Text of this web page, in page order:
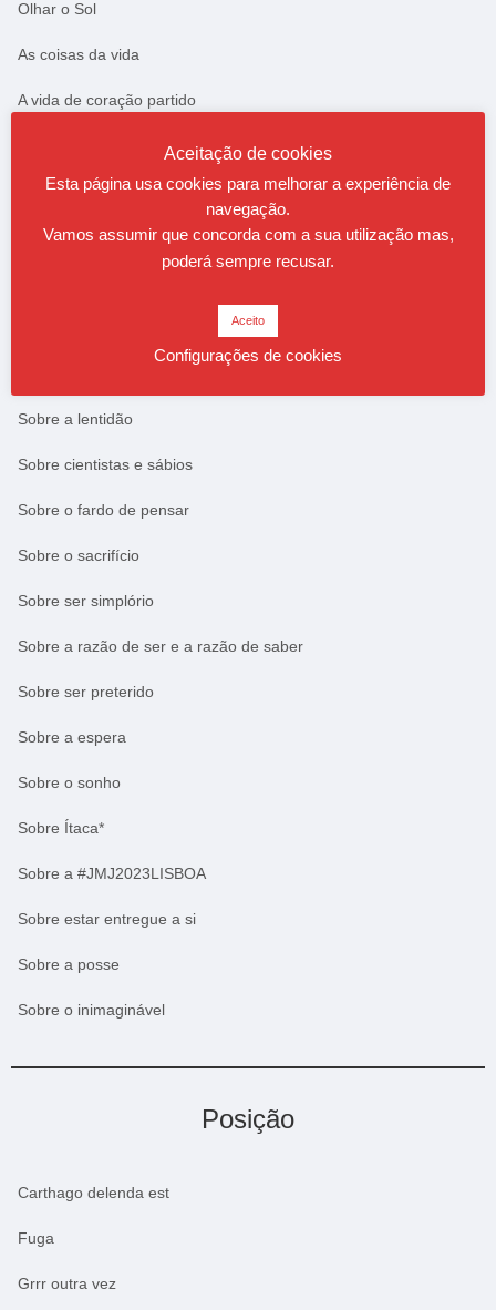
Olhar o Sol
As coisas da vida
A vida de coração partido
Tudo Sobre
Sobre a lentidão
Sobre cientistas e sábios
Sobre o fardo de pensar
Sobre o sacrifício
Sobre ser simplório
Sobre a razão de ser e a razão de saber
Sobre ser preterido
Sobre a espera
Sobre o sonho
Sobre Ítaca*
Sobre a #JMJ2023LISBOA
Sobre estar entregue a si
Sobre a posse
Sobre o inimaginável
Posição
Carthago delenda est
Fuga
Grrr outra vez
Aceitação de cookies
Esta página usa cookies para melhorar a experiência de
navegação.
Vamos assumir que concorda com a sua utilização mas,
poderá sempre recusar.
Aceito
Configurações de cookies